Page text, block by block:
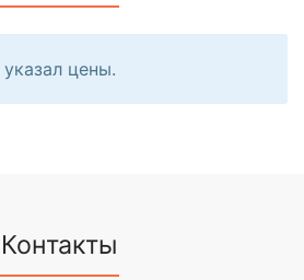
цены.
Контакты